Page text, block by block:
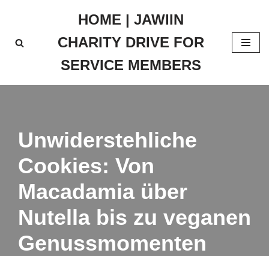
to
HOME | JAWIIN
CHARITY DRIVE FOR
SERVICE MEMBERS
Unwiderstehliche
Cookies: Von
Macadamia über
Nutella bis zu veganen
Genussmomenten